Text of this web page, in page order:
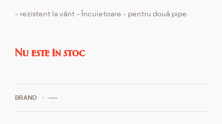
- rezistent la vânt - Încuietoare - pentru două pipe
Nu este în stoc
BRAND ---